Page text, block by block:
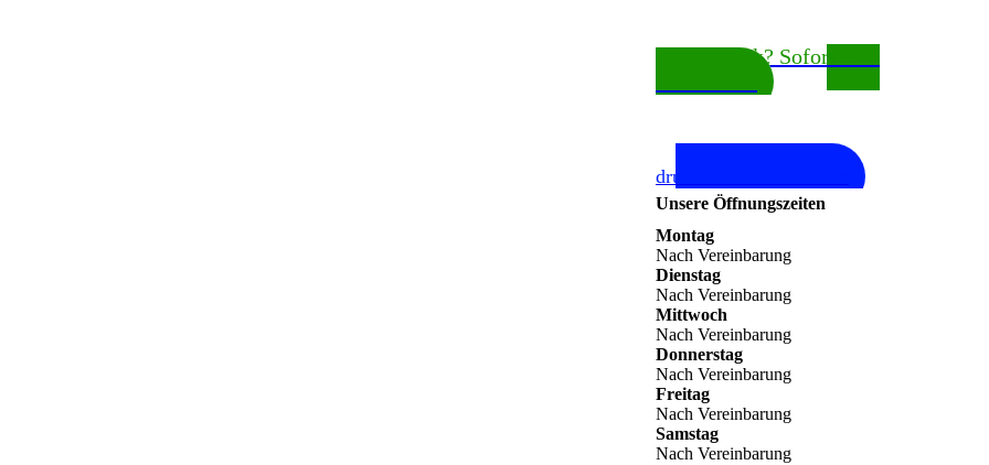
Fotodruck? Sofort zum
drucker-kalibrieren.com
Unsere Öffnungszeiten
Montag
Nach Vereinbarung
Dienstag
Nach Vereinbarung
Mittwoch
Nach Vereinbarung
Donnerstag
Nach Vereinbarung
Freitag
Nach Vereinbarung
Samstag
Nach Vereinbarung